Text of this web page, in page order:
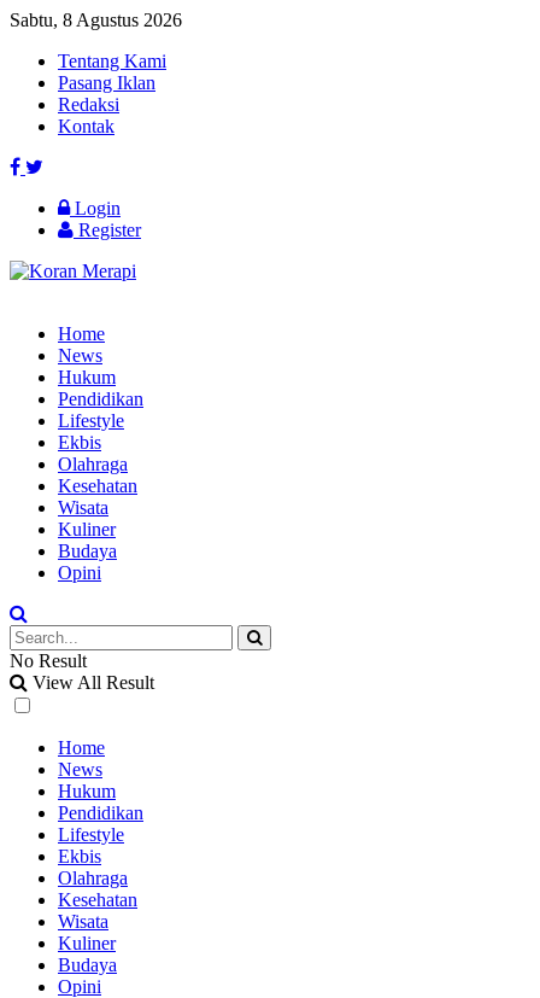
Sabtu, 8 Agustus 2026
Tentang Kami
Pasang Iklan
Redaksi
Kontak
Login
Register
Home
News
Hukum
Pendidikan
Lifestyle
Ekbis
Olahraga
Kesehatan
Wisata
Kuliner
Budaya
Opini
No Result
View All Result
Home
News
Hukum
Pendidikan
Lifestyle
Ekbis
Olahraga
Kesehatan
Wisata
Kuliner
Budaya
Opini